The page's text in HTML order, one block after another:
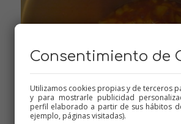
Consentimiento de
Utilizamos cookies propias y de terceros
y para mostrarle publicidad
perfil elaborado a partir de sus hábitos
ejemplo, páginas visitadas).